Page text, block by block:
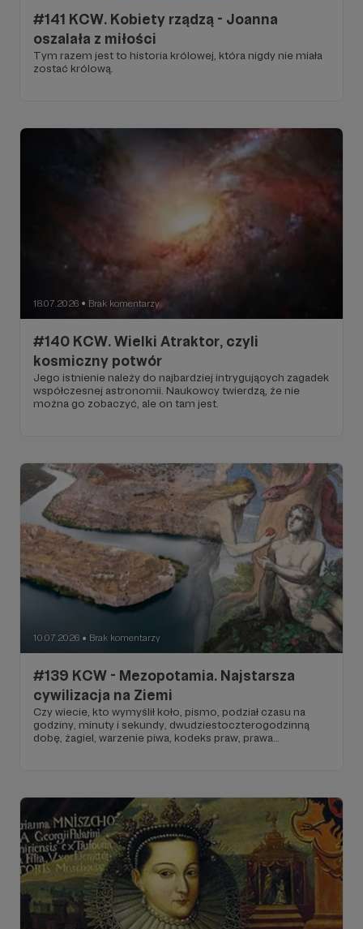
#141 KCW. Kobiety rządzą - Joanna
oszalała z miłości
Tym razem jest to historia królowej, która nigdy nie miała
zostać królową.
18.07.2026 ● Brak komentarzy
#140 KCW. Wielki Atraktor, czyli
kosmiczny potwór
Jego istnienie należy do najbardziej intrygujących zagadek
współczesnej astronomii. Naukowcy twierdzą, że nie
można go zobaczyć, ale on tam jest.
10.07.2026 ● Brak komentarzy
#139 KCW - Mezopotamia. Najstarsza
cywilizacja na Ziemi
Czy wiecie, kto wymyślił koło, pismo, podział czasu na
godziny, minuty i sekundy, dwudziestoczterogodzinną
dobę, żagiel, warzenie piwa, kodeks praw, prawa